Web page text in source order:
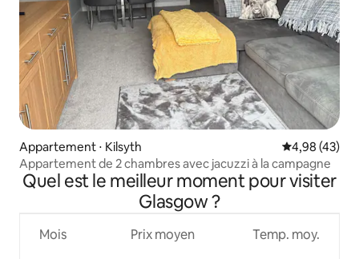
Appartement ⋅ Kilsyth Évaluation
4,98 (43)
Appartement de 2 chambres avec jacuzzi à la campagne
Quel est le meilleur moment pour visiter
Glasgow ?
Mois Prix moyen Temp. moy.